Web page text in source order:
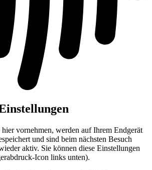
vornehmen, werden auf Ihrem Endgerät
und sind beim nächsten Besuch
aktiv. Sie können diese Einstellungen
Icon links unten).